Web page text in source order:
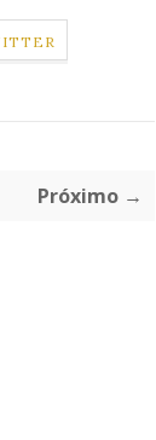
Próximo →